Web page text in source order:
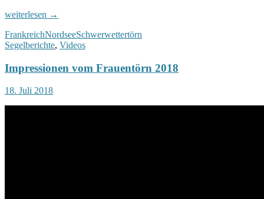
Törnbericht
vom
13.04
zum
21.04.2018
weiterlesen →
FrankreichNordseeSchwerwettertörn
Segelberichte, Videos
Impressionen vom Frauentörn 2018
18. Juli 2018